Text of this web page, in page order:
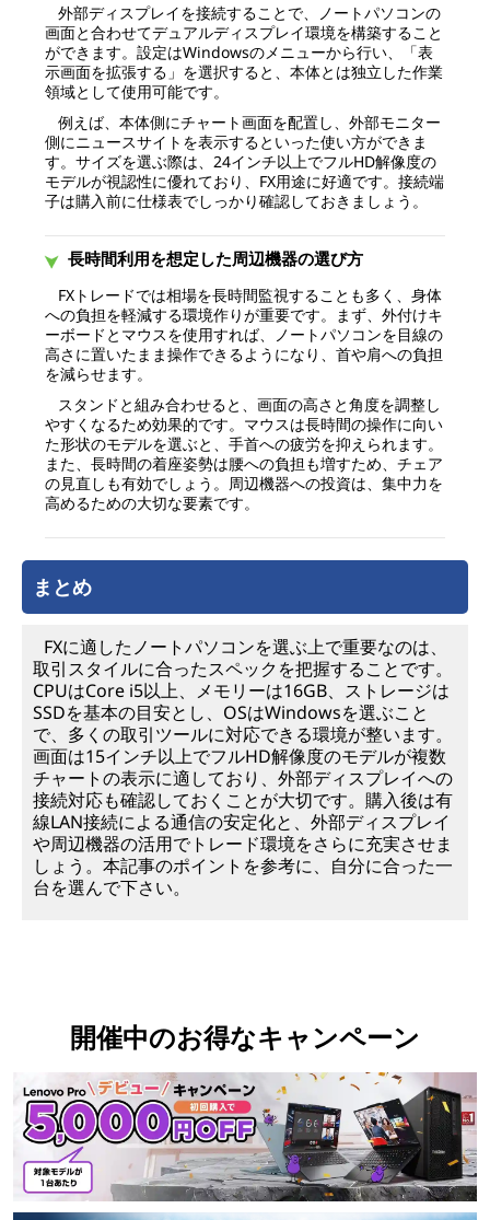
外部ディスプレイを接続することで、ノートパソコンの
画面と合わせてデュアルディスプレイ環境を構築すること
ができます。設定はWindowsのメニューから行い、「表
示画面を拡張する」を選択すると、本体とは独立した作業
領域として使用可能です。
例えば、本体側にチャート画面を配置し、外部モニター
側にニュースサイトを表示するといった使い方ができま
す。サイズを選ぶ際は、24インチ以上でフルHD解像度の
モデルが視認性に優れており、FX用途に好適です。接続端
子は購入前に仕様表でしっかり確認しておきましょう。
長時間利用を想定した周辺機器の選び方
FXトレードでは相場を長時間監視することも多く、身体
への負担を軽減する環境作りが重要です。まず、外付けキ
ーボードとマウスを使用すれば、ノートパソコンを目線の
高さに置いたまま操作できるようになり、首や肩への負担
を減らせます。
スタンドと組み合わせると、画面の高さと角度を調整し
やすくなるため効果的です。マウスは長時間の操作に向い
た形状のモデルを選ぶと、手首への疲労を抑えられます。
また、長時間の着座姿勢は腰への負担も増すため、チェア
の見直しも有効でしょう。周辺機器への投資は、集中力を
高めるための大切な要素です。
まとめ
FXに適したノートパソコンを選ぶ上で重要なのは、
取引スタイルに合ったスペックを把握することです。
CPUはCore i5以上、メモリーは16GB、ストレージは
SSDを基本の目安とし、OSはWindowsを選ぶこと
で、多くの取引ツールに対応できる環境が整います。
画面は15インチ以上でフルHD解像度のモデルが複数
チャートの表示に適しており、外部ディスプレイへの
接続対応も確認しておくことが大切です。購入後は有
線LAN接続による通信の安定化と、外部ディスプレイ
や周辺機器の活用でトレード環境をさらに充実させま
しょう。本記事のポイントを参考に、自分に合った一
台を選んで下さい。
開催中のお得なキャンペーン